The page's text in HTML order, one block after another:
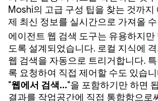
Moshi의 고급 구성 팁을 찾는 것까지
제 최신 정보를 실시간으로 가져올
에이전트 웹 검색 도구는 유용하지만
도록 설계되었습니다. 로컬 지식에
웹 검색을 자동으로 트리거합니다.
록 요청하여 직접 제어할 수도 있습
"웹에서 검색..."을 포함하기만 하면
결과를 작업공간에 직접 통합함으로